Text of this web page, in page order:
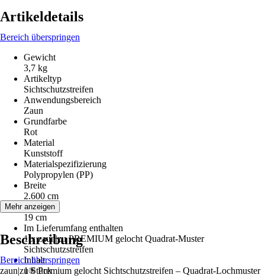
Artikeldetails
Bereich überspringen
Gewicht
3,7 kg
Artikeltyp
Sichtschutzstreifen
Anwendungsbereich
Zaun
Grundfarbe
Rot
Material
Kunststoff
Materialspezifizierung
Polypropylen (PP)
Breite
2.600 cm
Höhe
19 cm
Im Lieferumfang enthalten
1 x zaun|zu PREMIUM gelocht Quadrat-Muster
Sichtschutzstreifen
Inhalt
1 Stück
Mehr anzeigen
Beschreibung
Bereich überspringen
zaun|zu® Premium gelocht Sichtschutzstreifen – Quadrat-Lochmuster